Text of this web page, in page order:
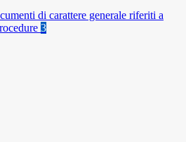
di carattere generale riferiti a
3